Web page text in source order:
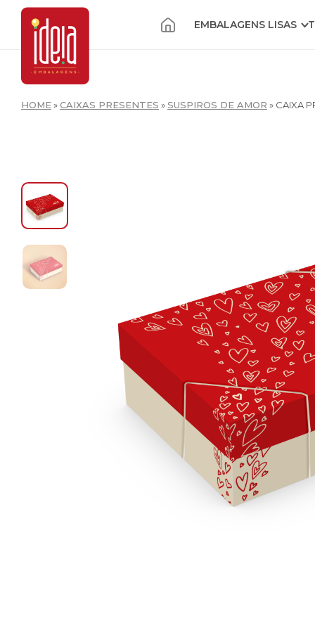
EMBALAGENS LISAS
HOME»CAIXAS PRESENTES »SUSPIROS DE AMOR » CAIXA